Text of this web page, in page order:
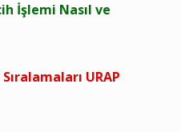
İşlemi Nasıl ve
URAP